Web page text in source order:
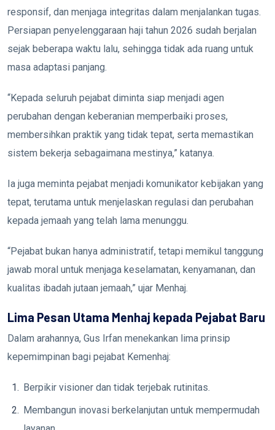
responsif, dan menjaga integritas dalam menjalankan tugas.
Persiapan penyelenggaraan haji tahun 2026 sudah berjalan
sejak beberapa waktu lalu, sehingga tidak ada ruang untuk
masa adaptasi panjang.
“Kepada seluruh pejabat diminta siap menjadi agen
perubahan dengan keberanian memperbaiki proses,
membersihkan praktik yang tidak tepat, serta memastikan
sistem bekerja sebagaimana mestinya,” katanya.
Ia juga meminta pejabat menjadi komunikator kebijakan yang
tepat, terutama untuk menjelaskan regulasi dan perubahan
kepada jemaah yang telah lama menunggu.
“Pejabat bukan hanya administratif, tetapi memikul tanggung
jawab moral untuk menjaga keselamatan, kenyamanan, dan
kualitas ibadah jutaan jemaah,” ujar Menhaj.
Lima Pesan Utama Menhaj kepada Pejabat Baru
Dalam arahannya, Gus Irfan menekankan lima prinsip
kepemimpinan bagi pejabat Kemenhaj:
Berpikir visioner dan tidak terjebak rutinitas.
Membangun inovasi berkelanjutan untuk mempermudah